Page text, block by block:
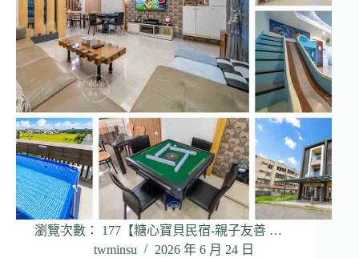
瀏覽次數： 177【糖心寶貝民宿-親子友善 …
twminsu
2026 年 6 月 24 日